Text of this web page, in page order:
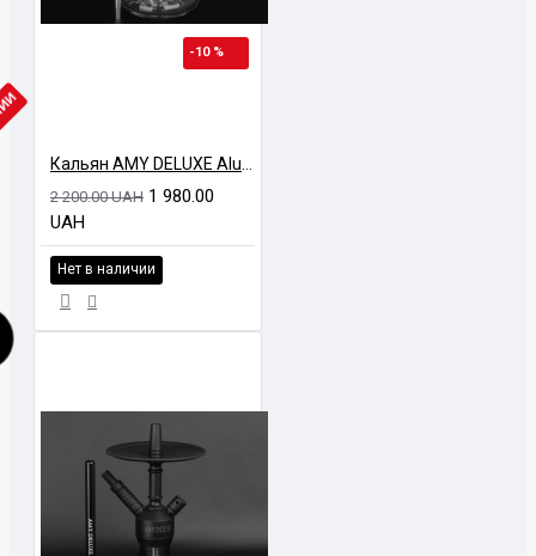
-10 %
2 200.00 UAH 1 980.00
UAH
Нет в наличии